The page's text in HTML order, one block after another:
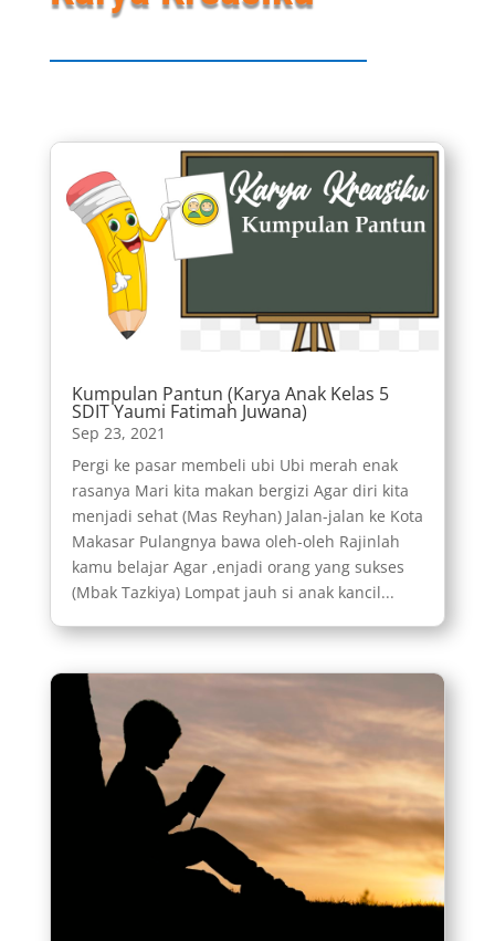
Kumpulan Pantun (Karya Anak Kelas 5
SDIT Yaumi Fatimah Juwana)
Sep 23, 2021
Pergi ke pasar membeli ubi Ubi merah enak
rasanya Mari kita makan bergizi Agar diri kita
menjadi sehat (Mas Reyhan) Jalan-jalan ke Kota
Makasar Pulangnya bawa oleh-oleh Rajinlah
kamu belajar Agar ,enjadi orang yang sukses
(Mbak Tazkiya) Lompat jauh si anak kancil...